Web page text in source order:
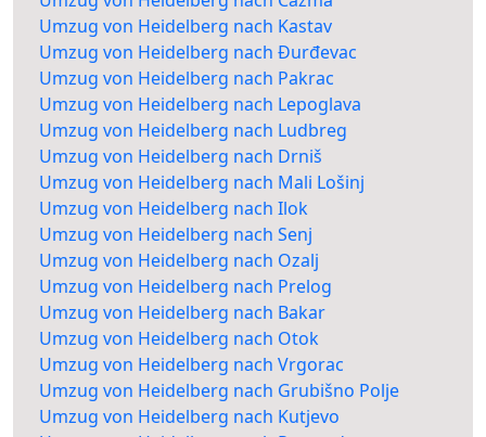
Umzug von Heidelberg nach Kastav
Umzug von Heidelberg nach Đurđevac
Umzug von Heidelberg nach Pakrac
Umzug von Heidelberg nach Lepoglava
Umzug von Heidelberg nach Ludbreg
Umzug von Heidelberg nach Drniš
Umzug von Heidelberg nach Mali Lošinj
Umzug von Heidelberg nach Ilok
Umzug von Heidelberg nach Senj
Umzug von Heidelberg nach Ozalj
Umzug von Heidelberg nach Prelog
Umzug von Heidelberg nach Bakar
Umzug von Heidelberg nach Otok
Umzug von Heidelberg nach Vrgorac
Umzug von Heidelberg nach Grubišno Polje
Umzug von Heidelberg nach Kutjevo